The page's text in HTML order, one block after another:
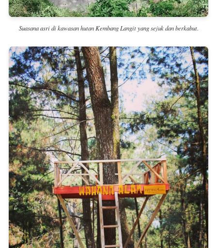
Suasana asri di kawasan hutan Kembang Langit yang sejuk dan berkabut.